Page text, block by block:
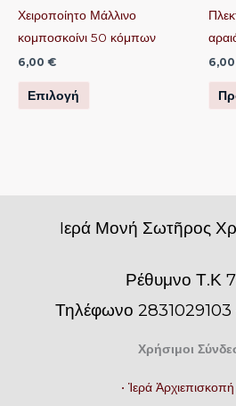
Χειροποίητο Μάλλινο
κομποσκοίνι 50 κόμπων
6,00 €
Επιλογή
να
επιλεγούν
σελίδα
6,00
Iερά Μονή Σωτῆρος
Ρέθυμνο Τ.Κ
Τηλέφωνο
Χρήσιμοι
• Ἱερά